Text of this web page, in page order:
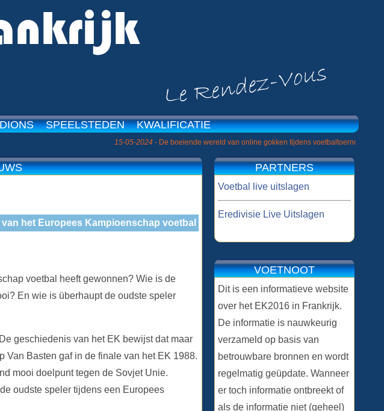
het Europees Kampioenschap voetbal
voetbal heeft gewonnen? Wie is de
En wie is überhaupt de oudste speler
geschiedenis van het EK bewijst dat maar
Van Basten gaf in de finale van het EK 1988.
mooi doelpunt tegen de Sovjet Unie.
oudste speler tijdens een Europees
PARTNERS
Voetbal live uitslagen
Eredivisie Live Uitslagen
VOETNOOT
Dit is een informatieve website
over het EK2016 in Frankrijk.
De informatie is nauwkeurig
verzameld op basis van
betrouwbare bronnen en wordt
regelmatig geüpdate. Wanneer
er toch informatie ontbreekt of
als de informatie niet (geheel)
SPEELSTEDEN KWALIFICATIE
15-05-2024- De boeiende wereld van online gokken tijdens voetbaltoernooien »|